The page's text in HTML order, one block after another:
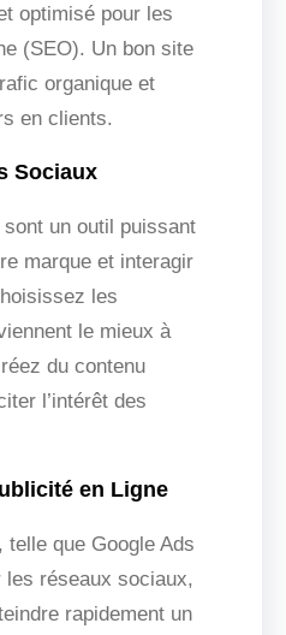
optimisé pour les
(SEO). Un bon site
organique et
en clients.
Sociaux
un outil puissant
marque et interagir
les
le mieux à
du contenu
l’intérêt des
en Ligne
telle que Google Ads
réseaux sociaux,
rapidement un